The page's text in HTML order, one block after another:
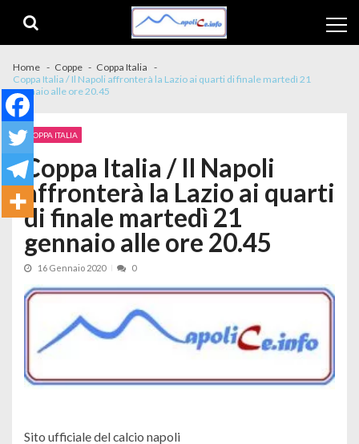
Home Coppe
Coppa Italia
Coppa Italia / Il Napoli affronterà la Lazio ai quarti di finale martedì 21
gennaio alle ore 20.45
COPPA ITALIA
Coppa Italia / Il Napoli
affronterà la Lazio ai quarti
di finale martedì 21
gennaio alle ore 20.45
16 Gennaio 2020 0
Sito ufficiale del calcio napoli